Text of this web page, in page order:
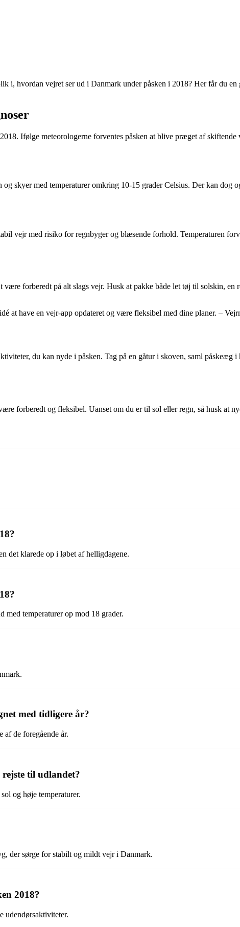
i, hvordan vejret ser ud i Danmark under påsken i 2018? Her får du
Ifølge meteorologerne forventes påsken at blive præget af
skyer med temperaturer omkring 10-15 grader Celsius. Der kan dog
vejr med risiko for regnbyger og blæsende forhold. Temperaturen
forberedt på alt slags vejr. Husk at pakke både let tøj til solskin,
at have en vejr-app opdateret og være fleksibel med dine planer. –
du kan nyde i påsken. Tag på en gåtur i skoven, saml
forberedt og fleksibel. Uanset om du er til sol eller regn, så husk at
det klarede op i løbet af helligdagene.
med temperaturer op mod 18 grader.
med tidligere år?
af de foregående år.
til udlandet?
og høje temperaturer.
der sørge for stabilt og mildt vejr i Danmark.
2018?
udendørsaktiviteter.